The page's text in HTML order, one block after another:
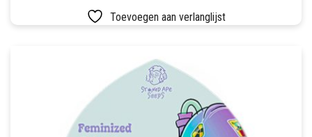
TOT
€ 40,00
HEEFT
MEERDERE
OPTIE
KAN
OP
Toevoegen aan verlanglijst